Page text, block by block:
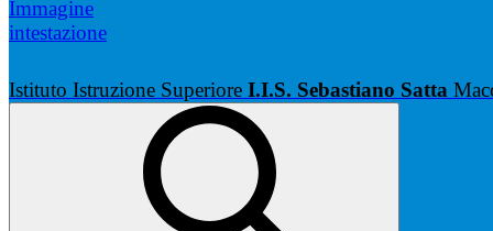
Istituto Istruzione Superiore I.I.S. Sebastiano Satta